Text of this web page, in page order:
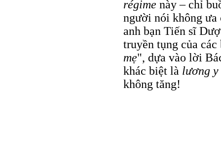
régime này – chỉ
người nói không
anh bạn Tiến sĩ
truyền tụng của
mẹ", dựa vào lời
khác biệt là lương y
không tăng!